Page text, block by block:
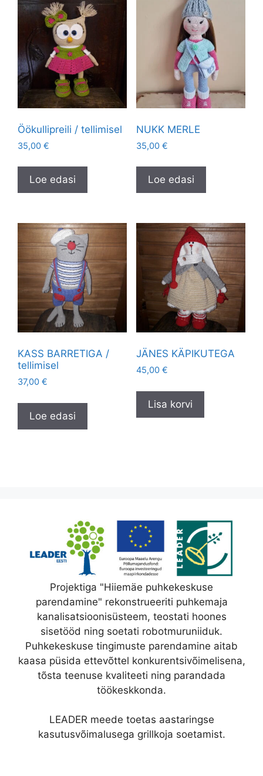
Öökullipreili / tellimisel
35,00 €
Loe edasi
NUKK MERLE
35,00 €
Loe edasi
KASS BARRETIGA /
tellimisel
37,00 €
Loe edasi
JÄNES KÄPIKUTEGA
45,00 €
Lisa korvi
Projektiga "Hiiemäe puhkekeskuse
parendamine" rekonstrueeriti puhkemaja
kanalisatsioonisüsteem, teostati hoones
sisetööd ning soetati robotmuruniiduk.
Puhkekeskuse tingimuste parendamine aitab
kaasa püsida ettevõttel konkurentsivõimelisena,
tõsta teenuse kvaliteeti ning parandada
töökeskkonda.
LEADER meede toetas aastaringse
kasutusvõimalusega grillkoja soetamist.